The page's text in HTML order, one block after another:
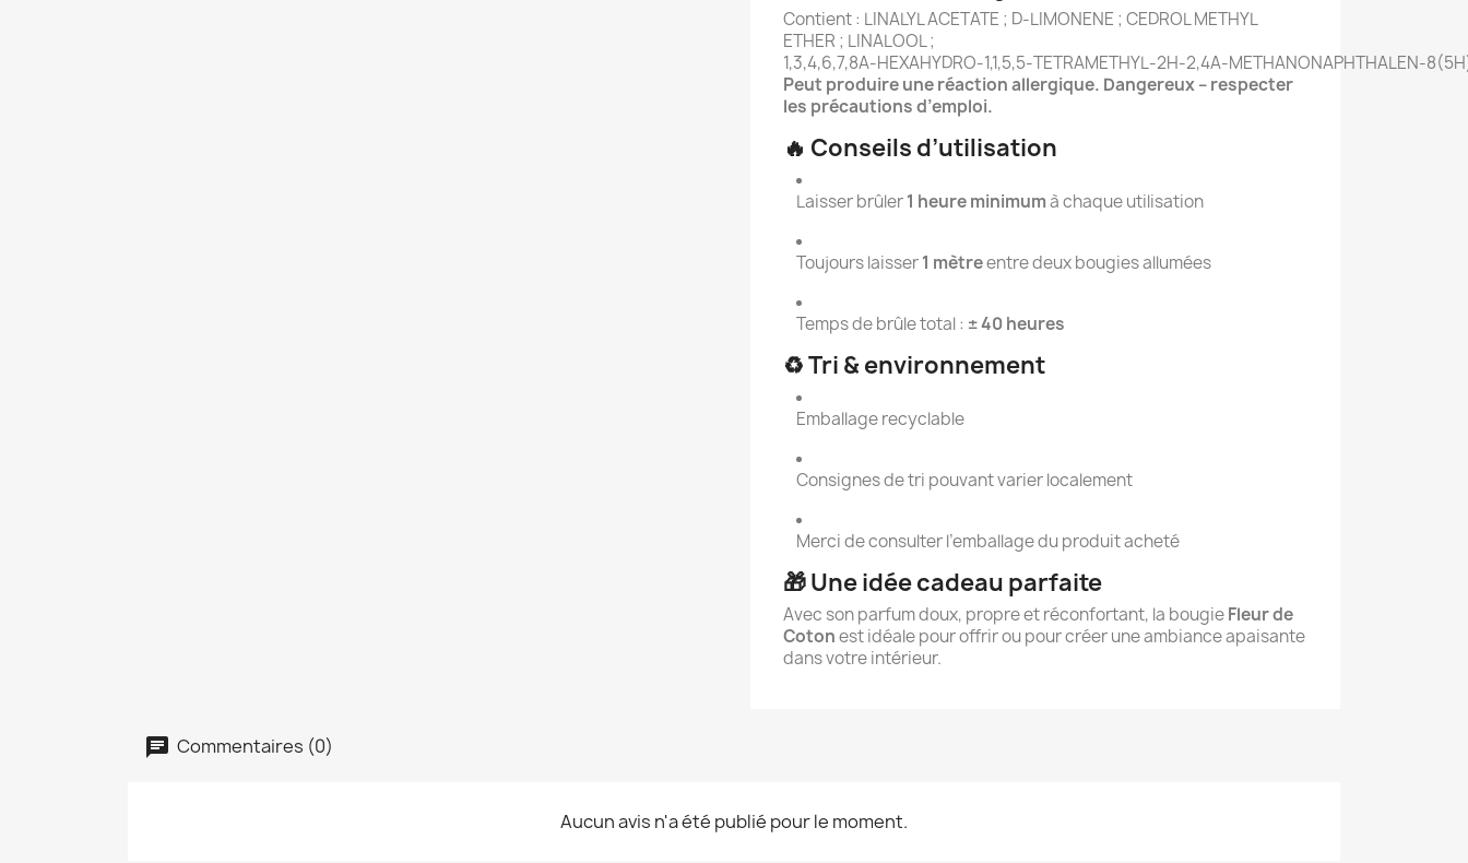
Contient : LINALYL ACETATE ; D‑LIMONENE ; CEDROL METHYL
ETHER ; LINALOOL ;
Peut produire une réaction allergique. Dangereux – respecter
les précautions d’emploi.
🔥 Conseils d’utilisation
Laisser brûler1 heure minimumà chaque utilisation
Toujours laisser1 mètreentre deux bougies allumées
Temps de brûle total : ± 40 heures
♻️ Tri & environnement
Emballage recyclable
Consignes de tri pouvant varier localement
Merci de consulter l’emballage du produit acheté
🎁 Une idée cadeau parfaite
Avec son parfum doux, propre et réconfortant, la bougieFleur de
Cotonest idéale pour offrir ou pour créer une ambiance apaisante
dans votre intérieur.
Commentaires (0)
Aucun avis n'a été publié pour le moment.